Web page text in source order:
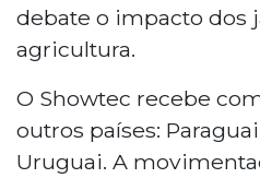
debate o impacto dos
agricultura.
O Showtec recebe
outros países:
Uruguai. A